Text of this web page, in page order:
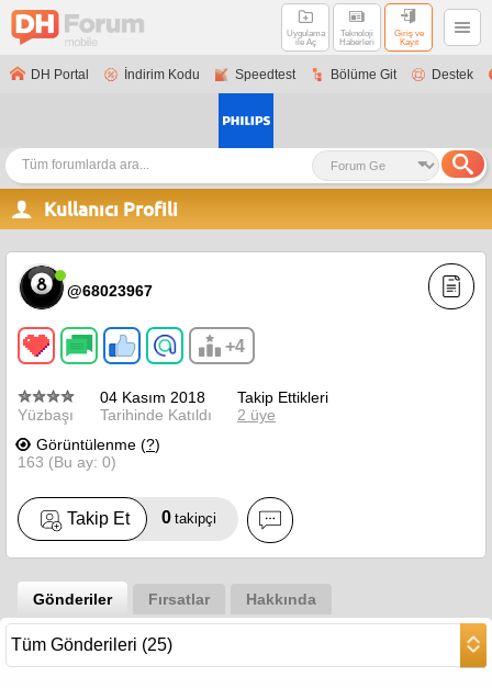
Uygulama
ile Aç
Teknoloji
Haberleri
Giriş ve
Kayıt
DH Portal İndirim Kodu Speedtest Bölüme Git Destek
Kullanıcı Profili
@68023967
+4
Yüzbaşı
04 Kasım 2018
Tarihinde Katıldı
Takip Ettikleri
2 üye
Görüntülenme (?)
163 (Bu ay: 0)
Takip Et 0 takipçi
Gönderiler Fırsatlar Hakkında